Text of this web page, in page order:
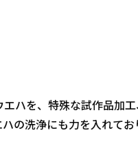
ハを、特殊な試作品加
の洗浄にも力を入れてお